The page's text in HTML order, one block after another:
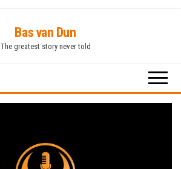
Bas van Dun
The greatest story never told